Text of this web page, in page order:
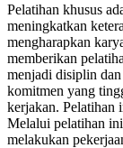
Pelatihan khusus
meningkatkan
mengharapkan
memberikan
menjadi disiplin
komitmen yang
kerjakan. Pelatihan
Melalui pelatihan
melakukan